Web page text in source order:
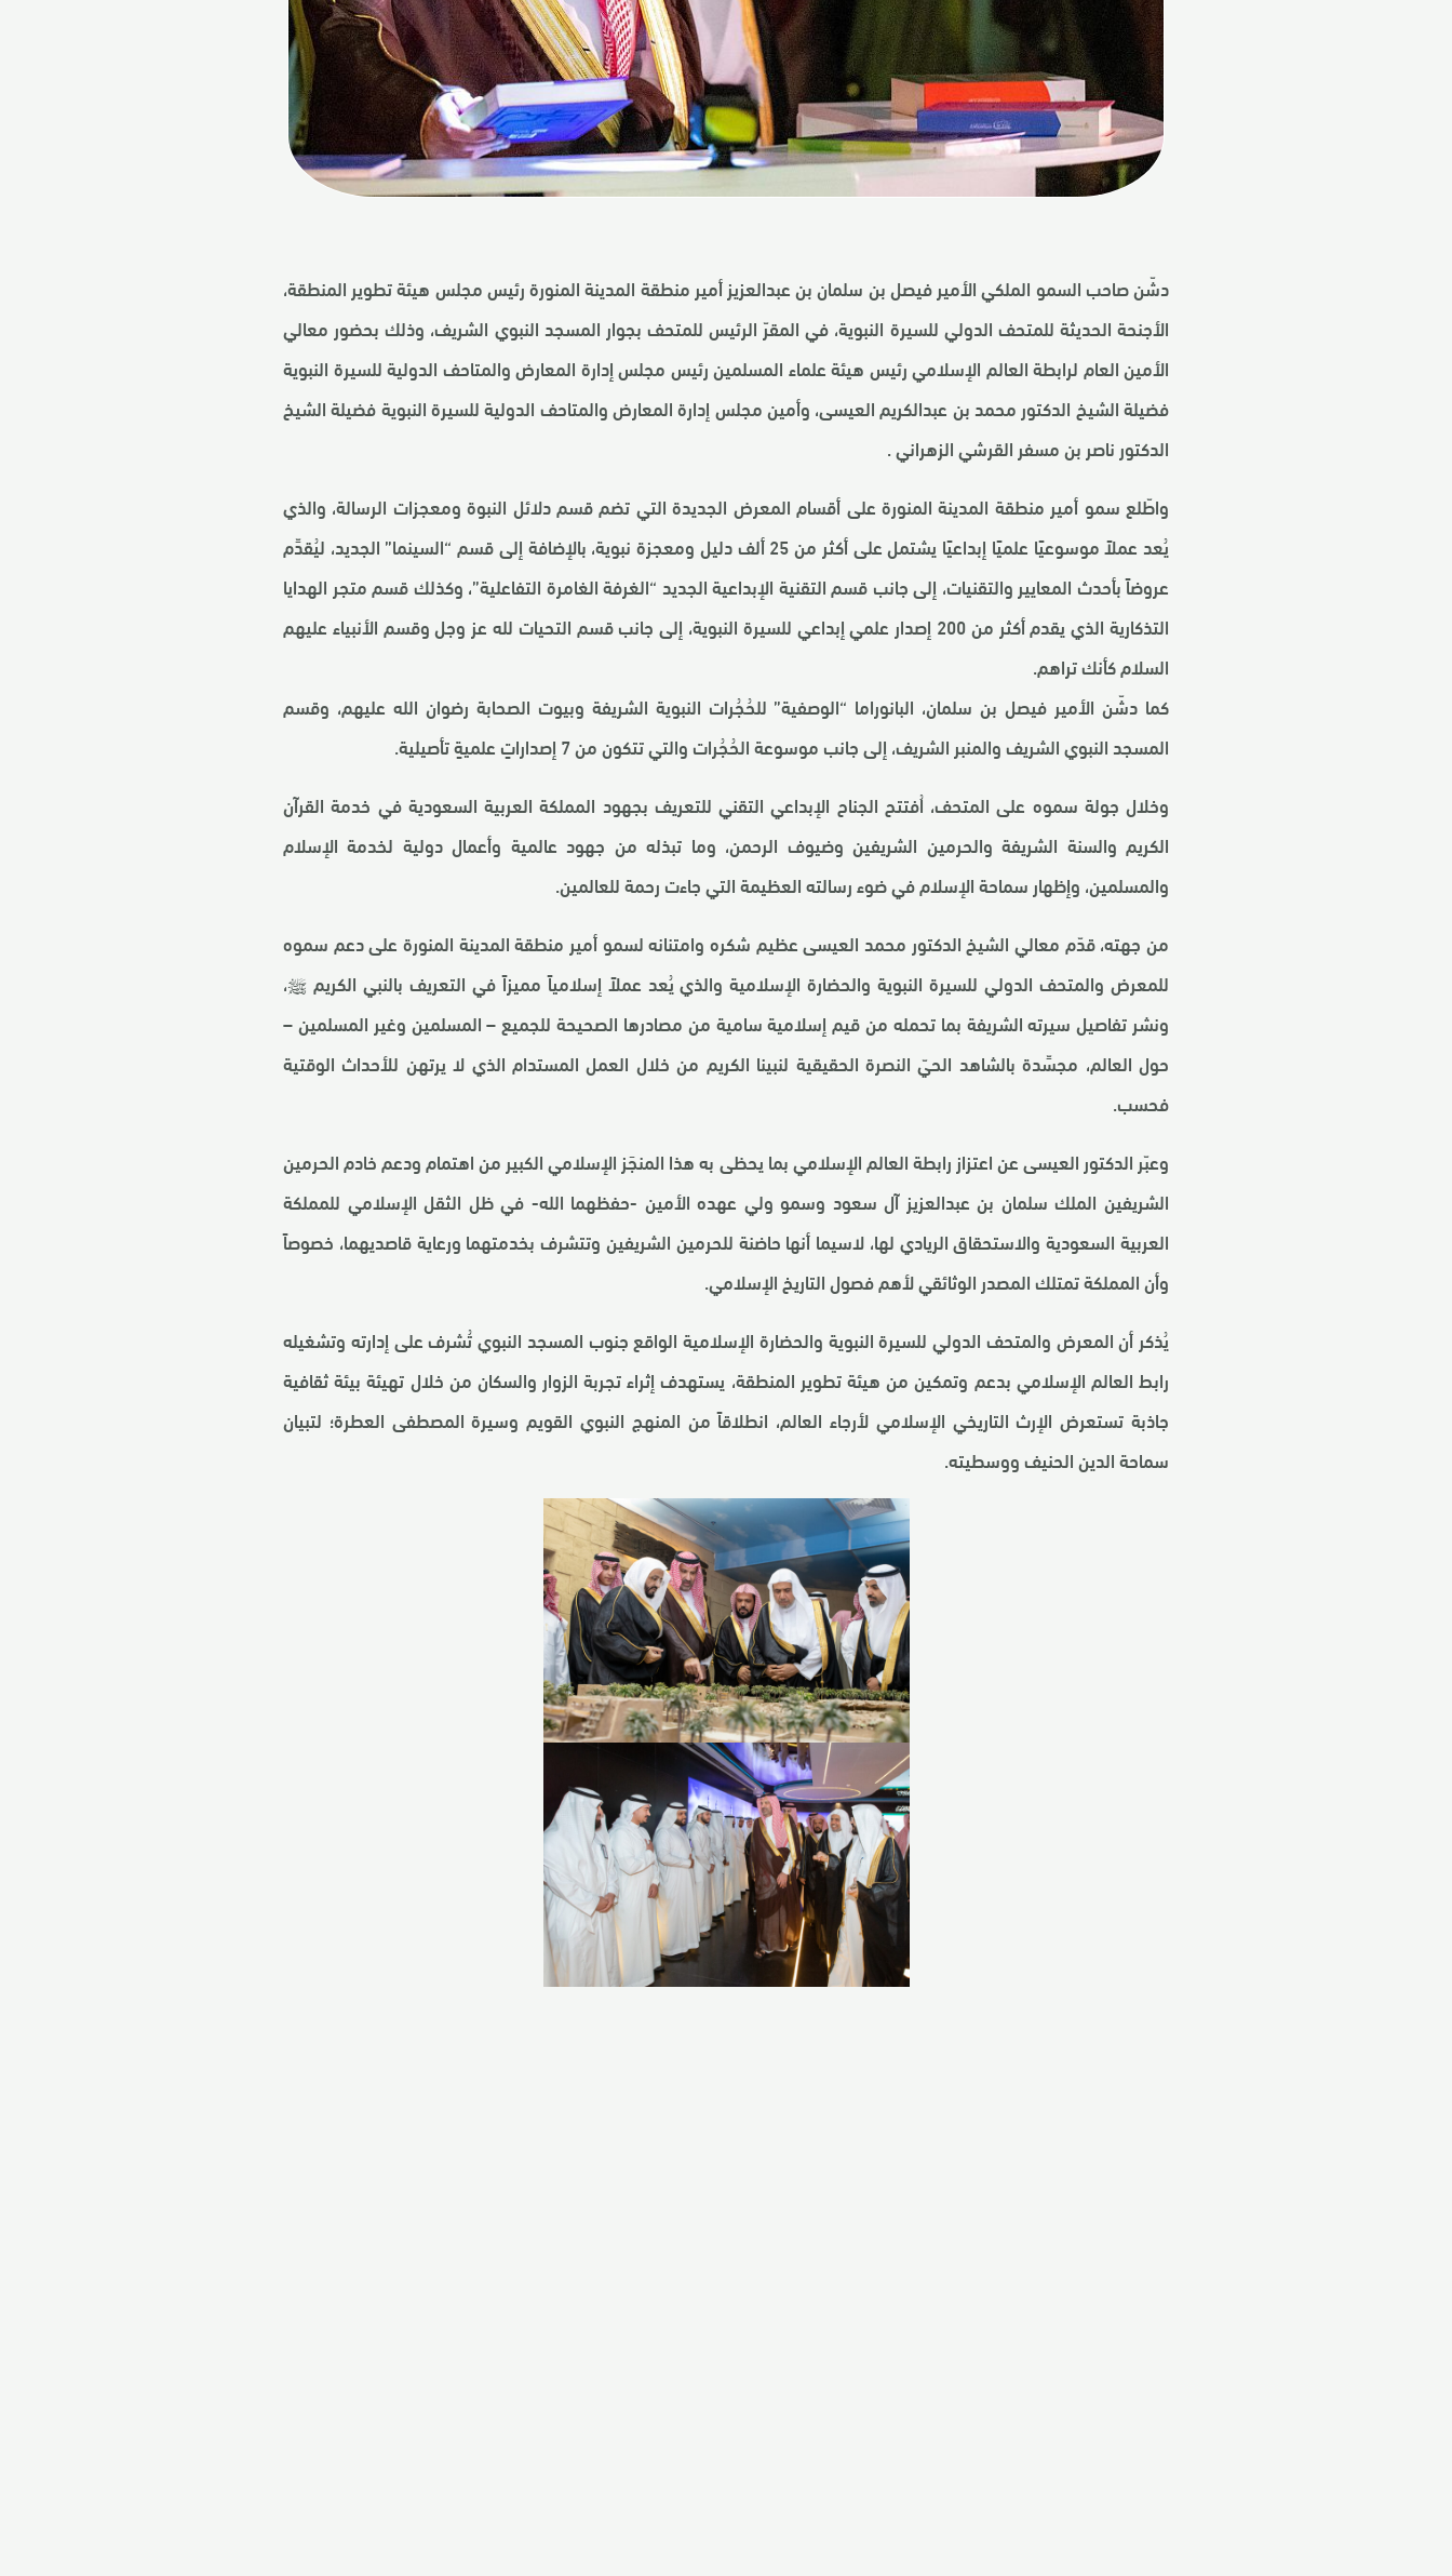
دشّن صاحب السمو الملكي الأمير فيصل بن سلمان بن عبدالعزيز أمير منطقة المدينة المنورة رئيس مجلس هيئة تطوير المنطقة،
الأجنحة الحديثة للمتحف الدولي للسيرة النبوية، في المقرّ الرئيس للمتحف بجوار المسجد النبوي الشريف، وذلك بحضور معالي
الأمين العام لرابطة العالم الإسلامي رئيس هيئة علماء المسلمين رئيس مجلس إدارة المعارض والمتاحف الدولية للسيرة النبوية
فضيلة الشيخ الدكتور محمد بن عبدالكريم العيسى، وأمين مجلس إدارة المعارض والمتاحف الدولية للسيرة النبوية فضيلة الشيخ
الدكتور ناصر بن مسفر القرشي الزهراني .
واطّلع سمو أمير منطقة المدينة المنورة على أقسام المعرض الجديدة التي تضم قسم دلائل النبوة ومعجزات الرسالة، والذي
يُعد عملاً موسوعيًا علميًا إبداعيًا يشتمل على أكثر من 25 ألف دليل ومعجزة نبوية، بالإضافة إلى قسم “السينما” الجديد، ليُقدِّم
عروضاً بأحدث المعايير والتقنيات، إلى جانب قسم التقنية الإبداعية الجديد “الغرفة الغامرة التفاعلية”، وكذلك قسم متجر الهدايا
التذكارية الذي يقدم أكثر من 200 إصدار علمي إبداعي للسيرة النبوية، إلى جانب قسم التحيات لله عز وجل وقسم الأنبياء عليهم
السلام كأنك تراهم.
كما دشّن الأمير فيصل بن سلمان، البانوراما “الوصفية” للحُجُرات النبوية الشريفة وبيوت الصحابة رضوان الله عليهم، وقسم
المسجد النبوي الشريف والمنبر الشريف، إلى جانب موسوعة الحُجُرات والتي تتكون من 7 إصداراتٍ علميةٍ تأصيلية.
وخلال جولة سموه على المتحف، اُفتتح الجناح الإبداعي التقني للتعريف بجهود المملكة العربية السعودية في خدمة القرآن
الكريم والسنة الشريفة والحرمين الشريفين وضيوف الرحمن، وما تبذله من جهود عالمية وأعمال دولية لخدمة الإسلام
والمسلمين، وإظهار سماحة الإسلام في ضوء رسالته العظيمة التي جاءت رحمة للعالمين.
من جهته، قدّم معالي الشيخ الدكتور محمد العيسى عظيم شكره وامتنانه لسمو أمير منطقة المدينة المنورة على دعم سموه
للمعرض والمتحف الدولي للسيرة النبوية والحضارة الإسلامية والذي يُعد عملاً إسلامياً مميزاً في التعريف بالنبي الكريم ﷺ،
ونشر تفاصيل سيرته الشريفة بما تحمله من قيم إسلامية سامية من مصادرها الصحيحة للجميع – المسلمين وغير المسلمين –
حول العالم، مجسِّدة بالشاهد الحيّ النصرة الحقيقية لنبينا الكريم من خلال العمل المستدام الذي لا يرتهن للأحداث الوقتية
فحسب.
وعبّر الدكتور العيسى عن اعتزاز رابطة العالم الإسلامي بما يحظى به هذا المنجَز الإسلامي الكبير من اهتمام ودعم خادم الحرمين
الشريفين الملك سلمان بن عبدالعزيز آل سعود وسمو ولي عهده الأمين -حفظهما الله- في ظل الثقل الإسلامي للمملكة
العربية السعودية والاستحقاق الريادي لها، لاسيما أنها حاضنة للحرمين الشريفين وتتشرف بخدمتهما ورعاية قاصديهما، خصوصاً
وأن المملكة تمتلك المصدر الوثائقي لأهم فصول التاريخ الإسلامي.
يُذكر أن المعرض والمتحف الدولي للسيرة النبوية والحضارة الإسلامية الواقع جنوب المسجد النبوي تُشرف على إدارته وتشغيله
رابط العالم الإسلامي بدعم وتمكين من هيئة تطوير المنطقة، يستهدف إثراء تجربة الزوار والسكان من خلال تهيئة بيئة ثقافية
جاذبة تستعرض الإرث التاريخي الإسلامي لأرجاء العالم، انطلاقاً من المنهج النبوي القويم وسيرة المصطفى العطرة؛ لتبيان
سماحة الدين الحنيف ووسطيته.